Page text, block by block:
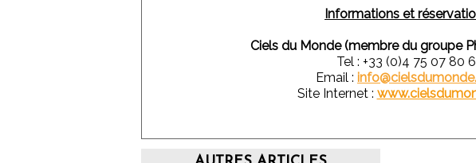
Informations et
Ciels du Monde (membre du groupe
Tel : +33 (0)4 75 07 80
Email :
Site Internet :